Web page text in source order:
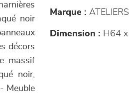
noir
décors
massif
noir,
Meuble
Marque :
Dimension : H64